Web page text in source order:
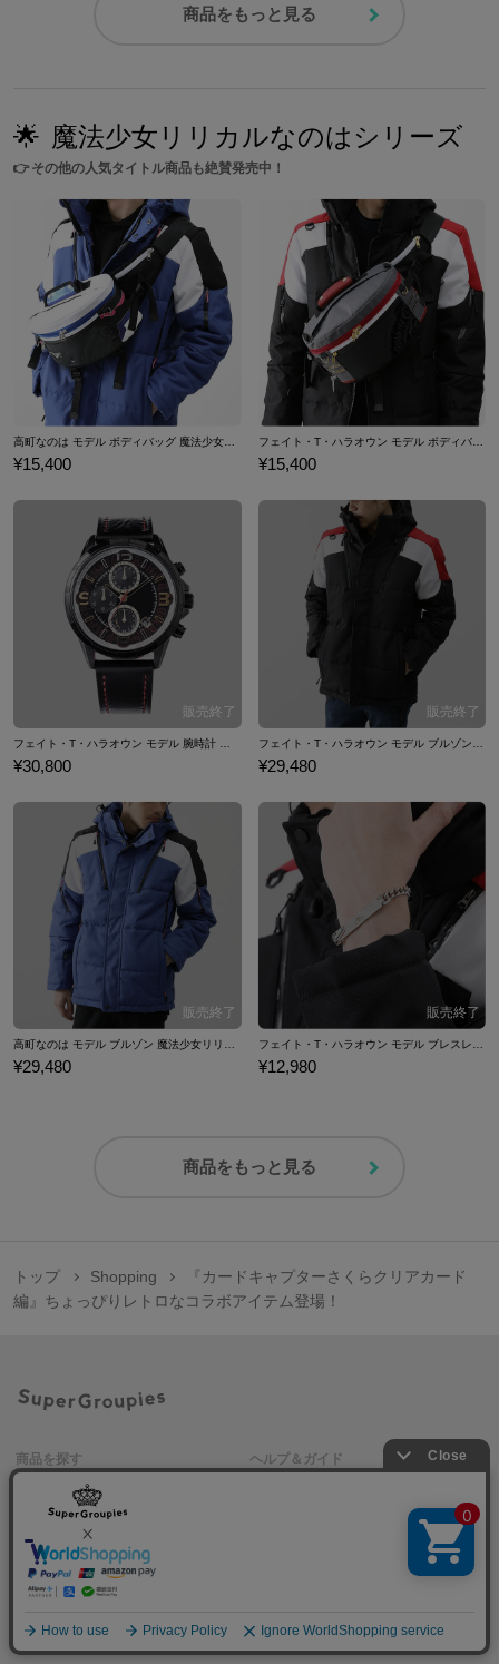
商品をもっと見る
🌟 魔法少女リリカルなのはシリーズ
👉その他の人気タイトル商品も絶賛発売中！
高町なのは モデル ボディバッグ 魔法少女リリカルなのは Detonation
¥15,400
フェイト・T・ハラオウン モデル ボディバッ
¥15,400
フェイト・T・ハラオウン モデル 腕時計 魔法少女リリカルなのは Detonation
¥30,800
フェイト・T・ハラオウン モデル ブルゾン 魔
¥29,480
高町なのは モデル ブルゾン 魔法少女リリカルなのは Detonation
¥29,480
フェイト・T・ハラオウン モデル ブレスレッ
¥12,980
商品をもっと見る
トップ Shopping
『カードキャプターさくらクリアカード
編』ちょっぴりレトロなコラボアイテム登場！
商品を探す
作品名一覧
ヘルプ＆ガイド
SuperGroupiesとは？
お問い合わせ